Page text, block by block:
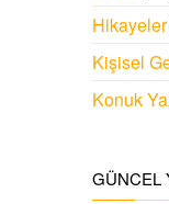
Hikayeler
Kişisel
Konuk
GÜNCEL